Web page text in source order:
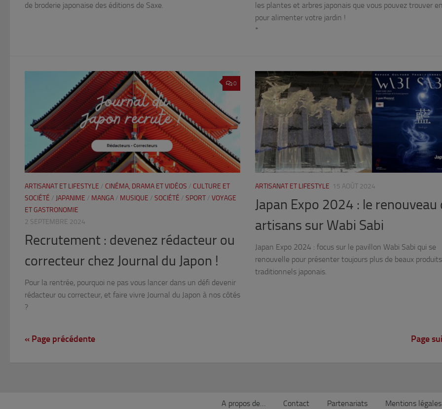
de broderie japonaise des éditions de Saxe.
les plantes et arbres japonais que vous pouvez trouver
pour alimenter votre jardin !
*
0
ARTISANAT ET LIFESTYLE / CINÉMA, DRAMA ET VIDÉOS / CULTURE ET
SOCIÉTÉ / JAPANIME / MANGA / MUSIQUE / SOCIÉTÉ / SPORT / VOYAGE
ET GASTRONOMIE
2 SEPTEMBRE 2024
Recrutement : devenez rédacteur ou
correcteur chez Journal du Japon !
Pour la rentrée, pourquoi ne pas vous lancer dans un défi devenir
rédacteur ou correcteur, et faire vivre Journal du Japon à nos côtés
?
ARTISANAT ET LIFESTYLE 15 AOÛT 2024
Japan Expo 2024 : le renouveau
artisans sur Wabi Sabi
Japan Expo 2024 : focus sur le pavillon Wabi Sabi qui se
renouvelle pour présenter toujours plus de beaux produits
traditionnels japonais.
« Page précédente Page
A propos de… Contact Partenariats Mentions légales